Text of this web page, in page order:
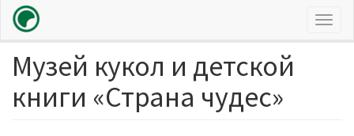
Перейти
основному
содержанию
Музей кукол и детской
книги «Страна чудес»